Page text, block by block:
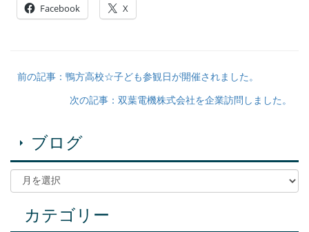
Facebook X
前の記事：鴨方高校☆子ども参観日が開催されました。
次の記事：双葉電機株式会社を企業訪問しました。
ブログ
カテゴリー